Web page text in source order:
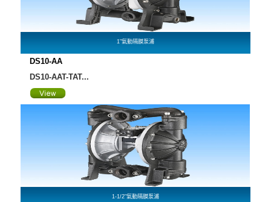
1"氣動隔膜泵浦
DS10-AA
DS10-AAT-TAT...
1-1/2"氣動隔膜泵浦